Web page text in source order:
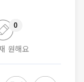
원해요
0